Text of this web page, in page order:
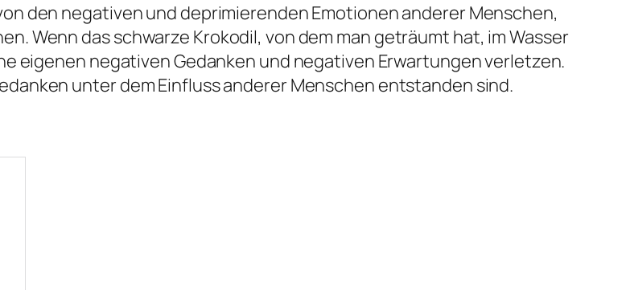
den negativen und deprimierenden Emotionen anderer Menschen,
Wenn das schwarze Krokodil, von dem man geträumt hat, im Wasser
eigenen negativen Gedanken und negativen Erwartungen verletzen.
unter dem Einfluss anderer Menschen entstanden sind.